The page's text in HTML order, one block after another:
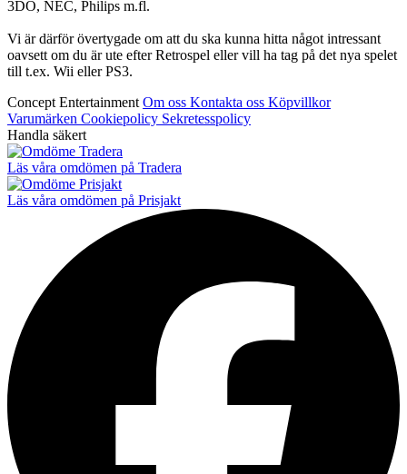
3DO, NEC, Philips m.fl.
Vi är därför övertygade om att du ska kunna hitta något intressant
oavsett om du är ute efter Retrospel eller vill ha tag på det nya spelet
till t.ex. Wii eller PS3.
Concept Entertainment Om oss Kontakta oss Köpvillkor
Varumärken Cookiepolicy Sekretesspolicy
Handla säkert
Läs våra omdömen på Tradera
Läs våra omdömen på Prisjakt